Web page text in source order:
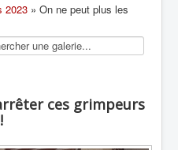
2023 » On ne peut plus les
ces grimpeurs
!